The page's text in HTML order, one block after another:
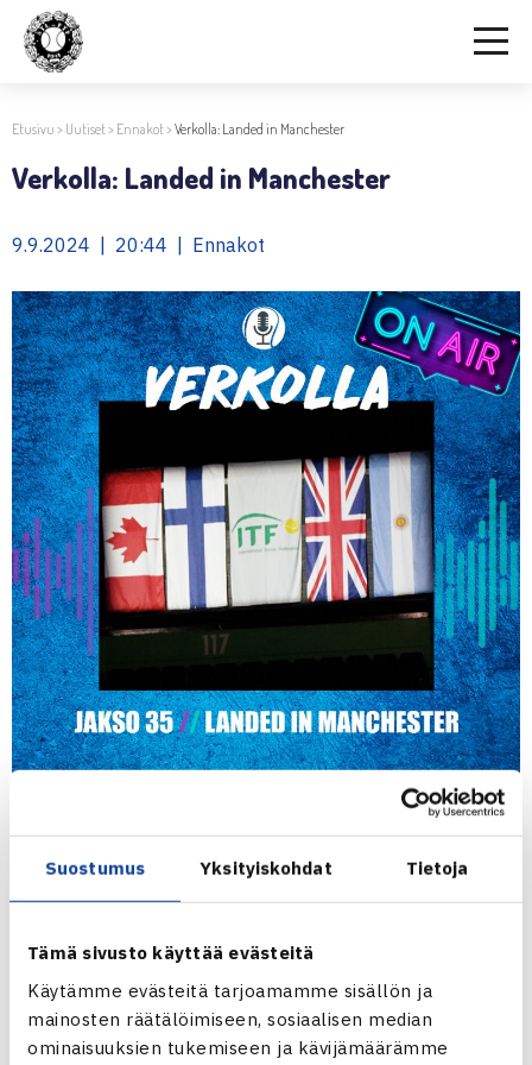
Suostumus Yksityiskohdat Tietoja
Tämä sivusto käyttää evästeitä
Käytämme evästeitä tarjoamamme sisällön ja
mainosten räätälöimiseen, sosiaalisen median
ominaisuuksien tukemiseen ja kävijämäärämme
Etusivu > Uutiset> Ennakot>Verkolla: Landed in Manchester
Verkolla: Landed in Manchester
9.9.2024 | 20:44 | Ennakot
vauhdissa; tällä kertaa Verkolla-podcast sukeltaa syvään
vierasta. Joukkueen valmistautumista käydään läpi
joukkueenjohtaja Roope Kailaheimon, fysioterapeutti